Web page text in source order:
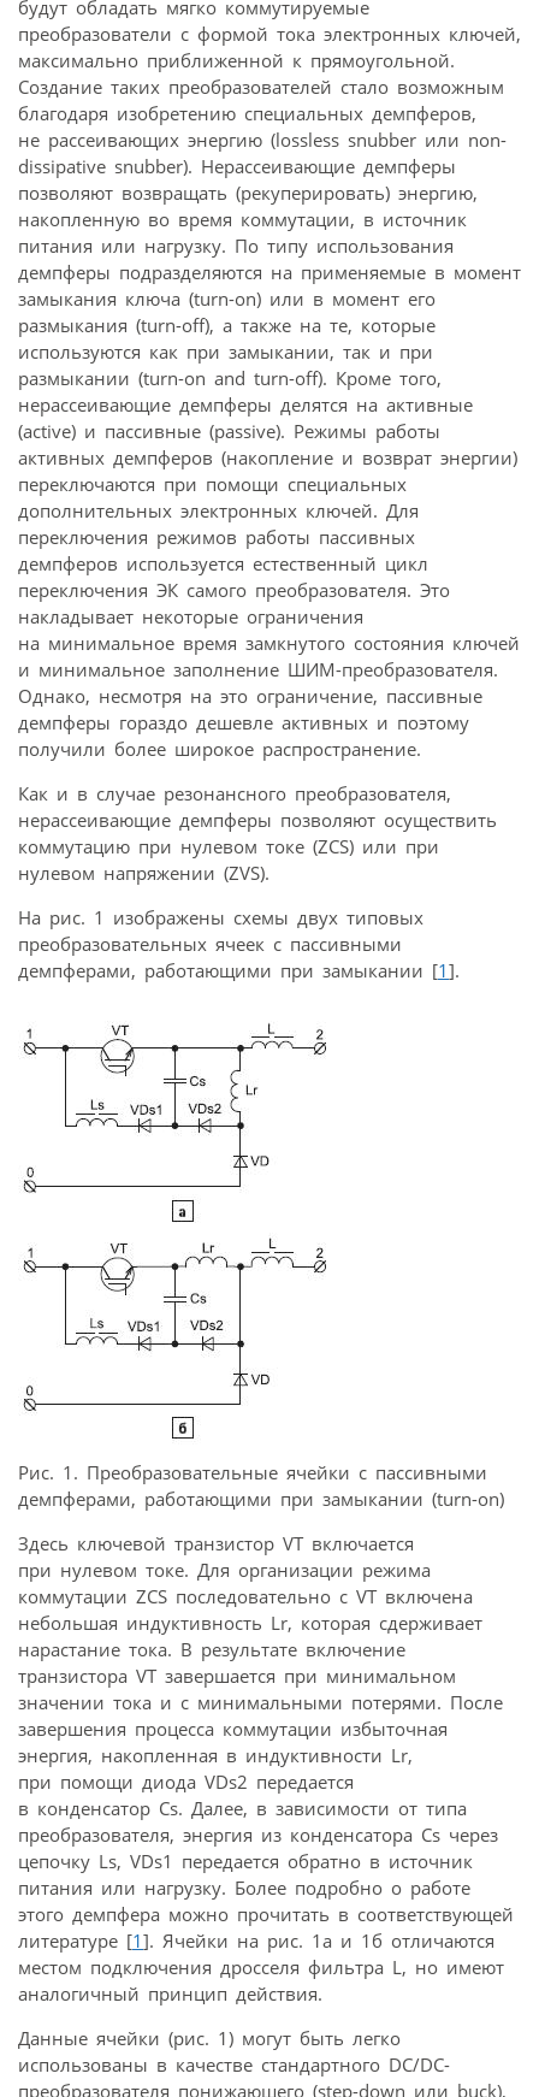
будут обладать мягко коммутируемые
преобразователи с формой тока электронных ключей,
максимально приближенной к прямоугольной.
Создание таких преобразователей стало возможным
благодаря изобретению специальных демпферов,
не рассеивающих энергию (lossless snubber или non-
dissipative snubber). Нерассеивающие демпферы
позволяют возвращать (рекуперировать) энергию,
накопленную во время коммутации, в источник
питания или нагрузку. По типу использования
демпферы подразделяются на применяемые в момент
замыкания ключа (turn-on) или в момент его
размыкания (turn-off), а также на те, которые
используются как при замыкании, так и при
размыкании (turn-on and turn-off). Кроме того,
нерассеивающие демпферы делятся на активные
(active) и пассивные (passive). Режимы работы
активных демпферов (накопление и возврат энергии)
переключаются при помощи специальных
дополнительных электронных ключей. Для
переключения режимов работы пассивных
демпферов используется естественный цикл
переключения ЭК самого преобразователя. Это
накладывает некоторые ограничения
на минимальное время замкнутого состояния ключей
и минимальное заполнение ШИМ-преобразователя.
Однако, несмотря на это ограничение, пассивные
демпферы гораздо дешевле активных и поэтому
получили более широкое распространение.
Как и в случае резонансного преобразователя,
нерассеивающие демпферы позволяют осуществить
коммутацию при нулевом токе (ZCS) или при
нулевом напряжении (ZVS).
На рис. 1 изображены схемы двух типовых
преобразовательных ячеек с пассивными
демпферами, работающими при замыкании [1].
Рис. 1. Преобразовательные ячейки с пассивными
демпферами, работающими при замыкании (turn-on)
Здесь ключевой транзистор VT включается
при нулевом токе. Для организации режима
коммутации ZCS последовательно с VT включена
небольшая индуктивность Lr, которая сдерживает
нарастание тока. В результате включение
транзистора VT завершается при минимальном
значении тока и с минимальными потерями. После
завершения процесса коммутации избыточная
энергия, накопленная в индуктивности Lr,
при помощи диода VDs2 передается
в конденсатор Cs. Далее, в зависимости от типа
преобразователя, энергия из конденсатора Cs через
цепочку Ls, VDs1 передается обратно в источник
питания или нагрузку. Более подробно о работе
этого демпфера можно прочитать в соответствующей
литературе [1]. Ячейки на рис. 1а и 1б отличаются
местом подключения дросселя фильтра L, но имеют
аналогичный принцип действия.
Данные ячейки (рис. 1) могут быть легко
использованы в качестве стандартного DC/DC-
преобразователя понижающего (step-down или buck),